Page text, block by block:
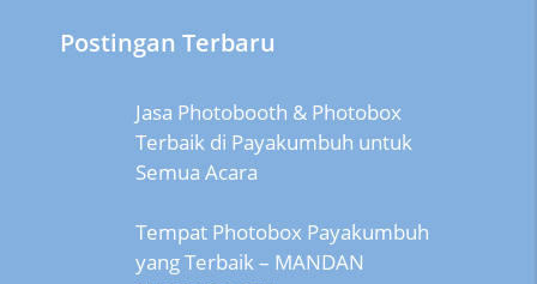
Postingan Terbaru
Jasa Photobooth & Photobox
Terbaik di Payakumbuh untuk
Semua Acara
Tempat Photobox Payakumbuh
yang Terbaik – MANDAN